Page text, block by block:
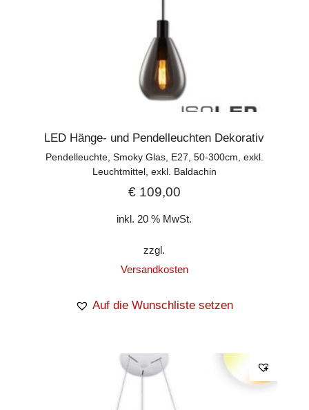
LED Hänge- und Pendelleuchten Dekorativ
Pendelleuchte, Smoky Glas, E27, 50-300cm, exkl.
Leuchtmittel, exkl. Baldachin
€109,00
inkl. 20 % MwSt.
zzgl.
Versandkosten
Auf die Wunschliste setzen